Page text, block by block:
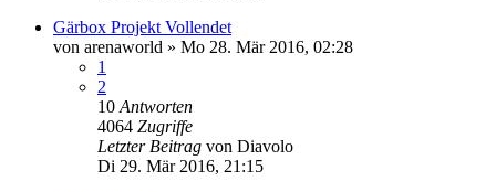
Gärbox Projekt Vollendet
von arenaworld » Mo 28. Mär 2016, 02:28
1
2
10 Antworten
4064 Zugriffe
Letzter Beitrag von Diavolo
Di 29. Mär 2016, 21:15